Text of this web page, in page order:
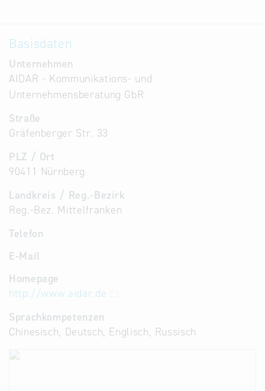
Basisdaten
Unternehmen
AIDAR - Kommunikations- und
Unternehmensberatung GbR
Straße
Gräfenberger Str. 33
PLZ / Ort
90411 Nürnberg
Landkreis / Reg.-Bezirk
Reg.-Bez. Mittelfranken
Telefon
E-Mail
Homepage
http://www.aidar.de
Sprachkompetenzen
Chinesisch, Deutsch, Englisch, Russisch